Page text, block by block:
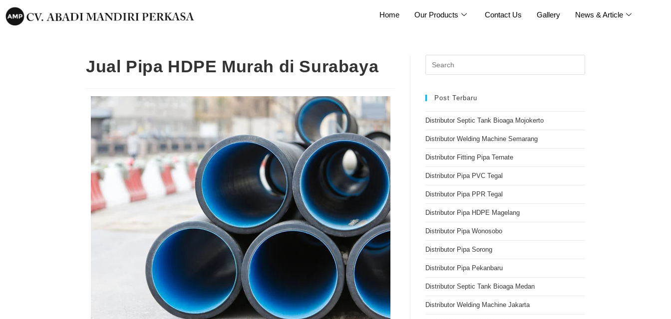
Home Our Products Contact Us Gallery News & Article
Jual Pipa HDPE Murah di Surabaya
Post Terbaru
Distributor Septic Tank Bioaga Mojokerto
Distributor Welding Machine Semarang
Distributor Fitting Pipa Ternate
Distributor Pipa PVC Tegal
Distributor Pipa PPR Tegal
Distributor Pipa HDPE Magelang
Distributor Pipa Wonosobo
Distributor Pipa Sorong
Distributor Pipa Pekanbaru
Distributor Septic Tank Bioaga Medan
Distributor Welding Machine Jakarta